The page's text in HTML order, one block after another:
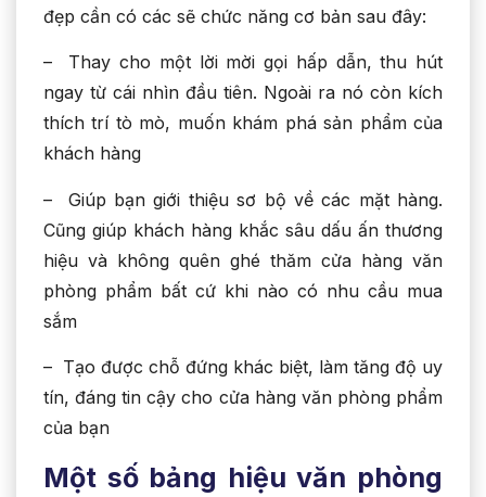
đẹp cần có các sẽ chức năng cơ bản sau đây:
– Thay cho một lời mời gọi hấp dẫn, thu hút
ngay từ cái nhìn đầu tiên. Ngoài ra nó còn kích
thích trí tò mò, muốn khám phá sản phẩm của
khách hàng
– Giúp bạn giới thiệu sơ bộ về các mặt hàng.
Cũng giúp khách hàng khắc sâu dấu ấn thương
hiệu và không quên ghé thăm cửa hàng văn
phòng phẩm bất cứ khi nào có nhu cầu mua
sắm
– Tạo được chỗ đứng khác biệt, làm tăng độ uy
tín, đáng tin cậy cho cửa hàng văn phòng phẩm
của bạn
Một số bảng hiệu văn phòng